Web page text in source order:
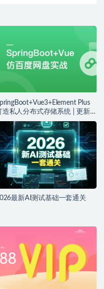
Plus
造私人分布式存储系统 | 更新
结
最新AI测试基础一套通关